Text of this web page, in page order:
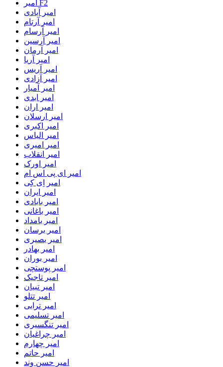
امیر F2
امیر آبادی
امیر آرتام
امیر آرسام
امیر آرسین
امیر آرمان
امیر آریا
امیر آریس
امیر آزادی
امیر آمیار
امیر ابدی
امیر اران
امیر ارسلان
امیر اکبری
امیر الیاس
امیر امیری
امیر انقلاب
امیر اورک
امیر ای پی اس ام
امیر اِی کِی
امیر ایران
امیر بابادی
امیر باغانی
امیر بامداد
امیر برسان
امیر بصیری
امیر بهادر
امیر بوران
امیر پوستچی
امیر تاجیک
امیر تبیان
امیر تتلو
امیر ترابی
امیر تسلیمی
امیر تنگسیری
امیر چراغیان
امیر چهارم
امیر حاتم
امیر حسن وند